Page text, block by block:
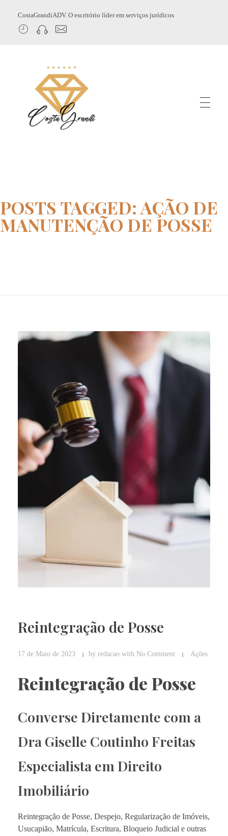
CostaGrandiADV. O escritório líder em serviços jurídicos
POSTS TAGGED: AÇÃO DE
MANUTENÇÃO DE POSSE
Reintegração de Posse
17 de Maio de 2023 by redacao with No Comment Ações
Reintegração de Posse
Converse Diretamente com a
Dra Giselle Coutinho Freitas
Especialista em Direito
Imobiliário
Reintegração de Posse, Despejo, Regularização de Imóveis,
Usucapião, Matrícula, Escritura, Bloqueio Judicial e outras